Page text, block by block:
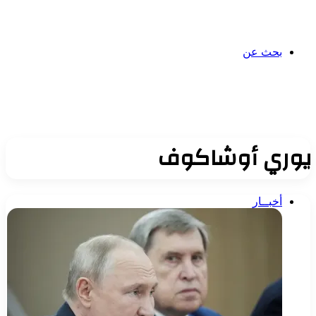
بحث عن
يوري أوشاكوف
أخبــار